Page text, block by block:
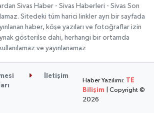
Sivas Haber - Sivas Haberleri - Sivas Son
Sitedeki tüm harici linkler ayrı bir sayfada
haber, köşe yazıları ve fotoğraflar izin
gösterilse dahi, herhangi bir ortamda
kullanılamaz ve yayınlanamaz
İletişim
Haber Yazılımı: TE
Bilişim | Copyright ©
2026